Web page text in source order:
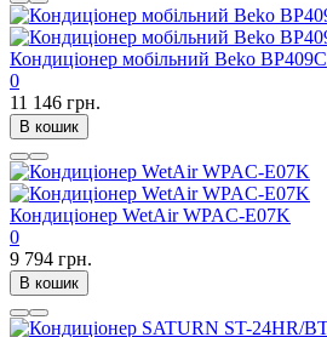
Кондиціонер мобільний Beko BP409C
0
11 146 грн.
В кошик
Кондиціонер WetAir WPAC-E07K
0
9 794 грн.
В кошик